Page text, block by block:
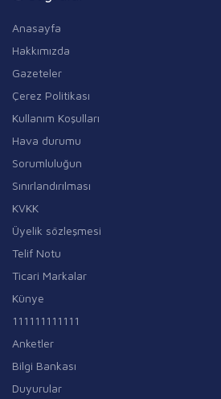
Anasayfa
Hakkımızda
Gazeteler
Çerez Politikası
Kullanım Koşulları
Hava durumu
Sorumluluğun
Sınırlandırılması
KVKK
Üyelik sözleşmesi
Telif Notu
Ticari Markalar
Künye
111111111111
Anketler
Bilgi Bankası
Duyurular